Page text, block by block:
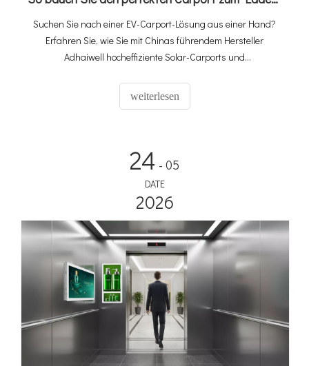
Suchen Sie nach einer EV-Carport-Lösung aus einer Hand?
Erfahren Sie, wie Sie mit Chinas führendem Hersteller
Adhaiwell hocheffiziente Solar-Carports und
Erhalten Sie präzise Angebote mit unserem technischen
Leitfaden.
weiterlesen
24 - 05
DATE
2026